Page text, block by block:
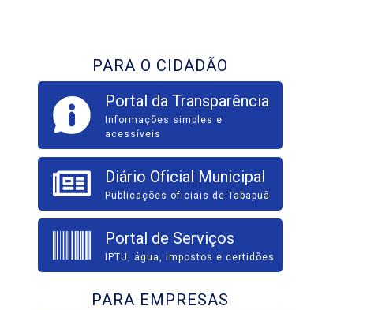
PARA O CIDADÃO
Portal da Transparência
Informações simples e
acessíveis
Diário Oficial Municipal
Publicações oficiais de Tabapuã
Portal de Serviços
IPTU, água, impostos e certidões
PARA EMPRESAS